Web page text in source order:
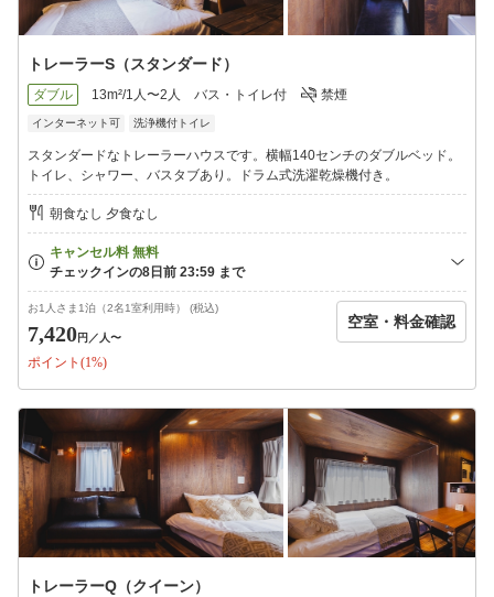
N）までお越しください。
フロント棟にあるタブレットのQRコードをお手持ちのスマホで読
チェックイン時ご不明点がある場合は、掲示してある電話番号ま
でお電話ください。
■ レイトチェックアウトについて ■
当日朝8時までにお申し出ください。
それ以降は受け入れられない場合があります。
ドーム：12時まで=2750円（※お支払いはPayPayのみ）
■ 添い寝のお子様について ■
就学前のお子様は添い寝としてご宿泊いただけます。
『トレーラーS・トレーラーQ』のお部屋につきましては、添い寝
のお子様は最大1名様まで受入可能です。
※システム上定員人数以上の入力が可能な場合がございますが、
添い寝でご宿泊いただけるのは最大1名様までとなりますのでご
了承ください。
（例：大人2名・添い寝のお子様1名＝OK／大人2名・添い寝のお
子様2名＝不可）
トレーラーS（スタンダード）
ダブル 13m²/1人〜2人 バス・トイレ付 禁煙
インターネット可 洗浄機付トイレ
スタンダードなトレーラーハウスです。横幅140センチのダブルベッド。
トイレ、シャワー、バスタブあり。ドラム式洗濯乾燥機付き。
朝食なし 夕食なし
お1人さま1泊（2名1室利用時） (税込)
7,420円 ／人〜
ポイント(1%)
空室・料金確認
トレーラーQ（クイーン）